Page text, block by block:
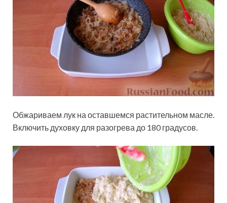
Обжариваем лук на оставшемся растительном масле.
Включить духовку для разогрева до 180 градусов.